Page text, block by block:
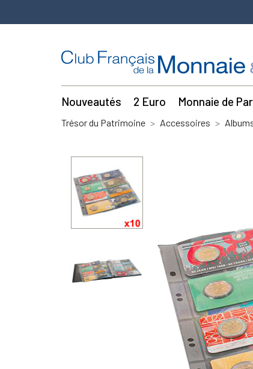
Nouveautés 2 Euro Monnaie de
Trésor du Patrimoine Accessoires